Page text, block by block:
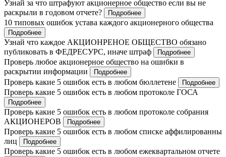
Узнай за что штрафуют акционерное общество если вы не
раскрыли в годовом отчете?
Подробнее
10 типовых ошибок устава каждого акционерного общества
Подробнее
Узнай что каждое АКЦИОНРЕНОЕ ОБЩЕСТВО обязано
публиковать в ФЕДРЕСУРС, иначе штраф
Подробнее
Проверь любое акционерное общество на ошибки в
раскрытии информации
Подробнее
Проверь какие 5 ошибок есть в любом бюллетене Подробнее
Проверь какие 5 ошибок есть в любом протоколе ГОСА
Подробнее
Проверь какие 5 ошибок есть в любом протоколе собрания
АКЦИОНЕРОВ
Подробнее
Проверь какие 5 ошибок есть в любом списке аффилированны
лиц
Подробнее
Проверь какие 5 ошибок есть в любом ежеквартальном отчете